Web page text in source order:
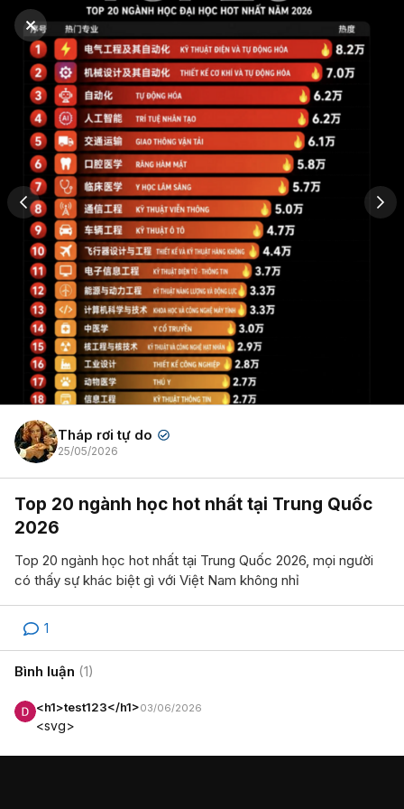
Tháp rơi tự do ✔
25/05/2026
Top 20 ngành học hot nhất tại Trung Quốc
2026
Top 20 ngành học hot nhất tại Trung Quốc 2026, mọi người
có thấy sự khác biệt gì với Việt Nam không nhỉ
1
Bình luận (1)
<h1>test123</h1>03/06/2026
<svg>